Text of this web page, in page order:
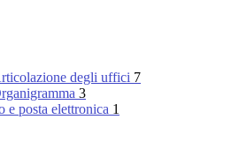
degli uffici 7
3
e posta elettronica 1